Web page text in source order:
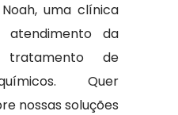
uma clínica
atendimento da
tratamento de
Quer
nossas soluções